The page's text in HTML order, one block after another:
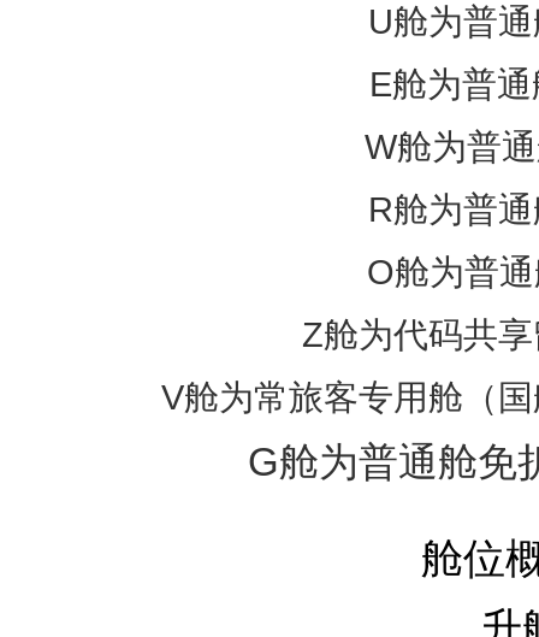
U舱为普
E舱为普
W舱为普
R舱为普
O舱为普
Z舱为代码共
V舱为常旅客专用舱（
G舱为普通舱免
舱位
升